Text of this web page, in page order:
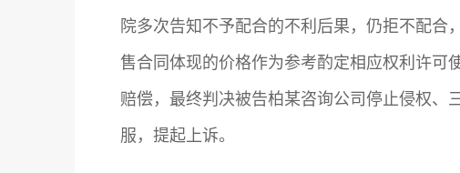
院多次告知不予配合的不利后果，仍拒不配
售合同体现的价格作为参考酌定相应权利许可
赔偿，最终判决被告柏某咨询公司停止侵权
服，提起上诉。